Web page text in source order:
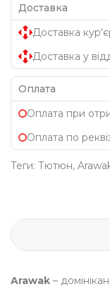
Доставка
Доставка
Доставка у
Оплата
Оплата при
Оплата по
Теги: Тютюн,
Arawak –